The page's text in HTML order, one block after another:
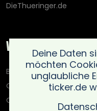
DieThueringer.de
Weitere Portale
Blaulicht-Ticker.de
Oberlausitz.holiday
OnlinedatingKompass.de
Deine Daten
möchten
unglaubliche
ticker.de